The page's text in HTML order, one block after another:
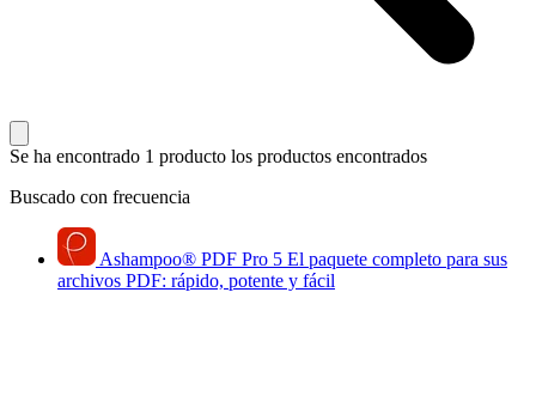
Se ha encontrado 1 producto los productos encontrados
Buscado con frecuencia
Ashampoo® PDF Pro 5 El paquete completo para sus
archivos PDF: rápido, potente y fácil